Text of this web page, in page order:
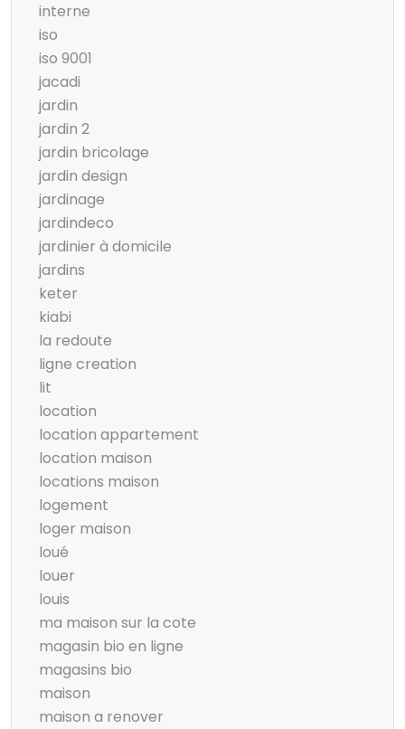
interne
iso
iso 9001
jacadi
jardin
jardin 2
jardin bricolage
jardin design
jardinage
jardindeco
jardinier à domicile
jardins
keter
kiabi
la redoute
ligne creation
lit
location
location appartement
location maison
locations maison
logement
loger maison
loué
louer
louis
ma maison sur la cote
magasin bio en ligne
magasins bio
maison
maison a renover